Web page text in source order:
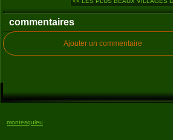
commentaires
Ajouter un commentaire
montesquieu